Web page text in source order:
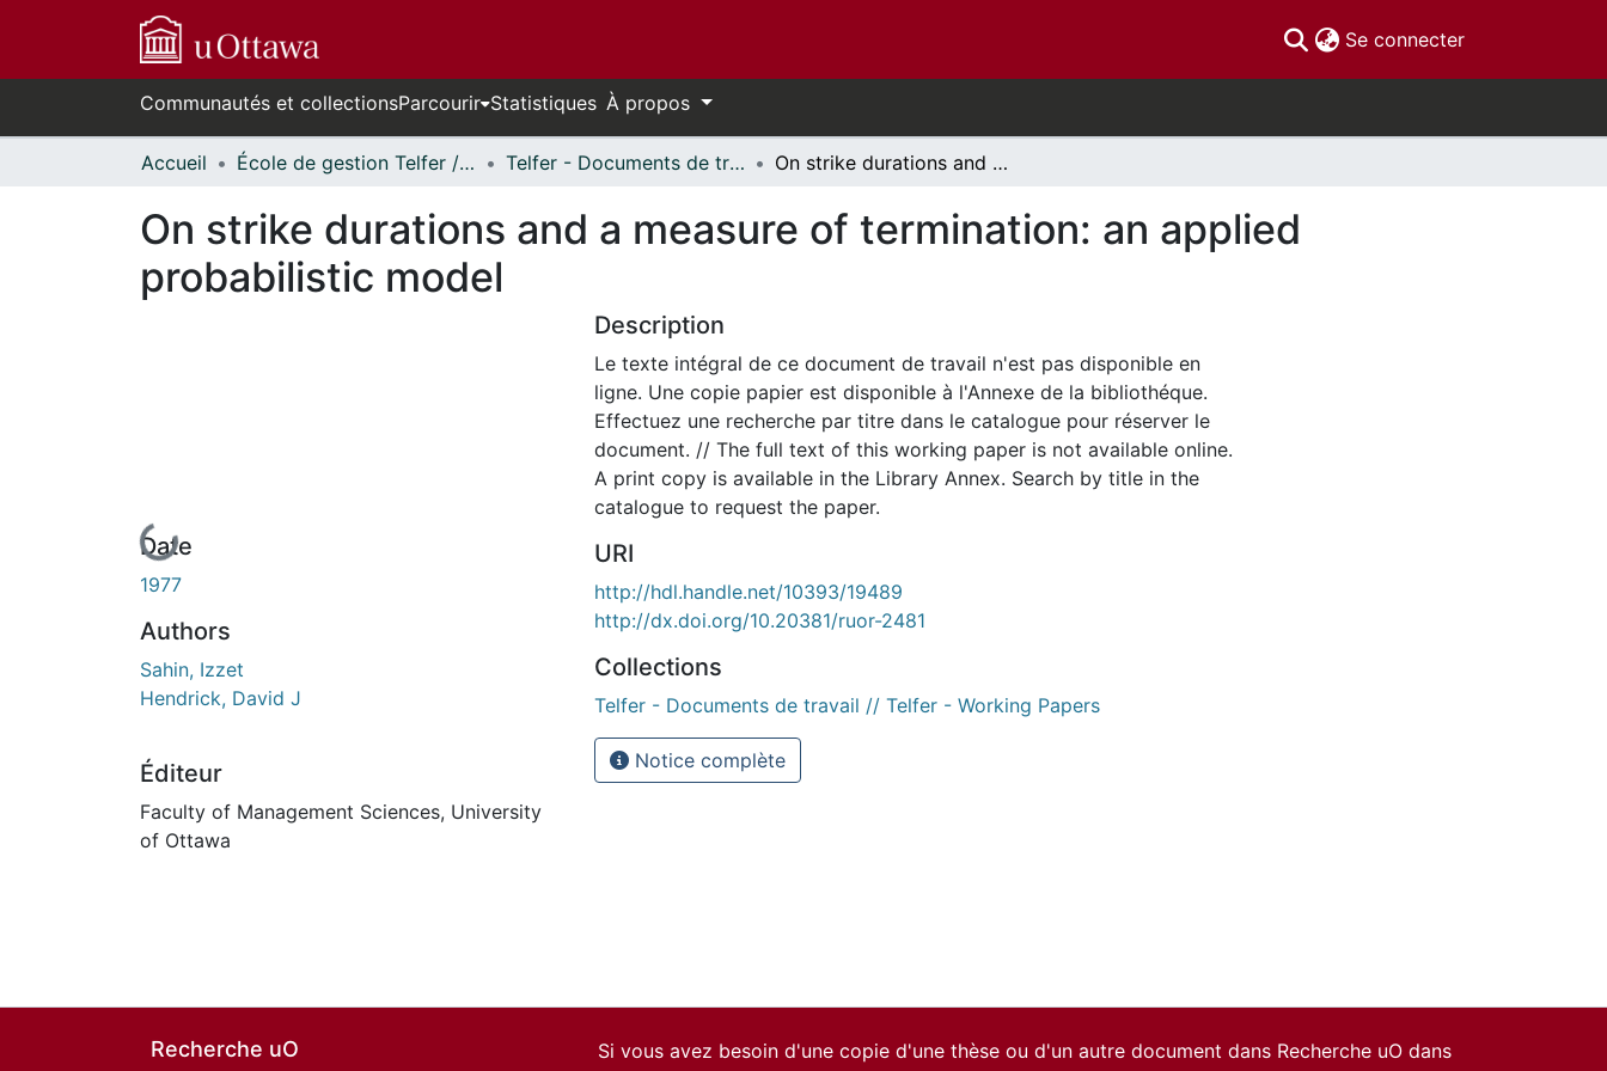
Se connecter(current)
Communautés et collectionsParcourir Statistiques À propos
Accueil École de gestion Telfer // Telfer School of Management Telfer - Documents de travail // Telfer - Working Papers On strike durations and a measure of termination: an applied probabilistic model
On strike durations and a measure of termination: an applied
probabilistic model
En cours de chargement...
Date
1977
Authors
Sahin, Izzet
Hendrick, David J
Éditeur
Faculty of Management Sciences, University
of Ottawa
Description
Le texte intégral de ce document de travail n'est pas disponible en
ligne. Une copie papier est disponible à l'Annexe de la bibliothéque.
Effectuez une recherche par titre dans le catalogue pour réserver le
document. // The full text of this working paper is not available online.
A print copy is available in the Library Annex. Search by title in the
catalogue to request the paper.
URI
http://hdl.handle.net/10393/19489
http://dx.doi.org/10.20381/ruor-2481
Collections
Telfer - Documents de travail // Telfer - Working Papers
Notice complète
Recherche uO
Si vous avez besoin d'une copie d'une thèse ou d'un autre document dans Recherche uO dans